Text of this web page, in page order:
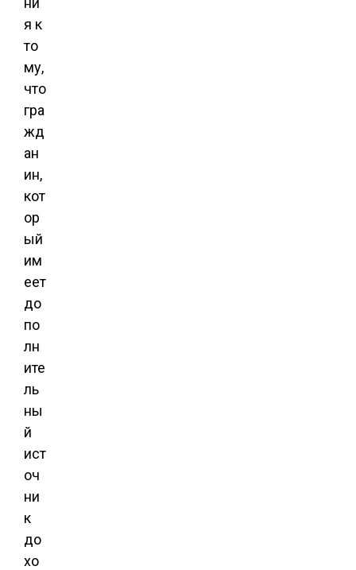
я к
то
му,
что
гра
жд
ан
ин,
кот
ор
ый
им
еет
до
по
лн
ите
ль
ны
й
ист
оч
ни
к
до
хо